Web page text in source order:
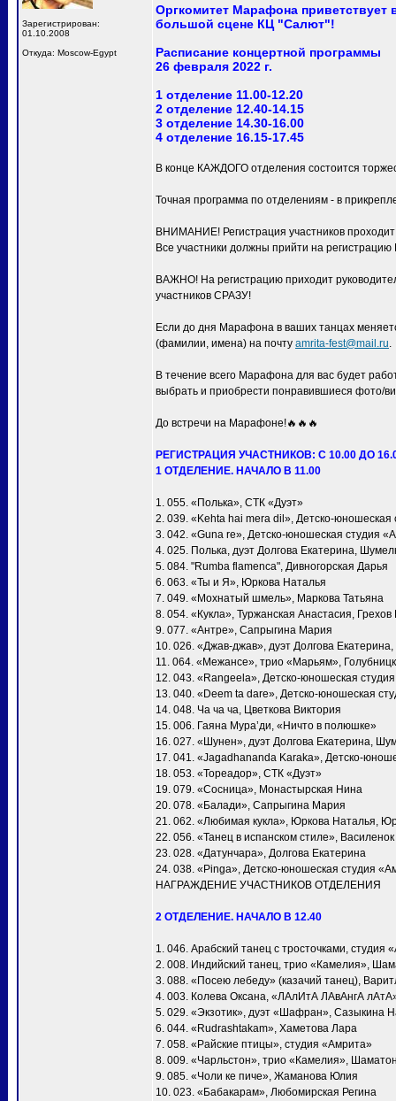
Зарегистрирован:
01.10.2008
Откуда: Moscow-Egypt
Оргкомитет Марафона приветствует
большой сцене КЦ "Салют"!
Расписание концертной программы
26 февраля 2022 г.
1 отделение 11.00-12.20
2 отделение 12.40-14.15
3 отделение 14.30-16.00
4 отделение 16.15-17.45
В конце КАЖДОГО отделения состоится
Точная программа по отделениям - в
ВНИМАНИЕ! Регистрация участников
Все участники должны прийти на
ВАЖНО! На регистрацию приходит
участников СРАЗУ!
Если до дня Марафона в ваших танцах
(фамилии, имена) на почту amrita-fest@mail.ru.
В течение всего Марафона для вас будет
выбрать и приобрести понравившиеся фото/
До встречи на Марафоне!🔥🔥🔥
РЕГИСТРАЦИЯ УЧАСТНИКОВ: С 10.00 ДО
1 ОТДЕЛЕНИЕ. НАЧАЛО В 11.00
1. 055. «Полька», СТК «Дуэт»
2. 039. «Kehta hai mera dil», Детско-юношеская
3. 042. «Guna re», Детско-юношеская студия
4. 025. Полька, дуэт Долгова Екатерина,
5. 084. "Rumba flamenca", Дивногорская Дарья
6. 063. «Ты и Я», Юркова Наталья
7. 049. «Мохнатый шмель», Маркова Татьяна
8. 054. «Кукла», Туржанская Анастасия, Грехов
9. 077. «Антре», Сапрыгина Мария
10. 026. «Джав-джав», дуэт Долгова
11. 064. «Межансе», трио «Марьям»,
12. 043. «Rangeela», Детско-юношеская
13. 040. «Deem ta dare», Детско-юношеская
14. 048. Ча ча ча, Цветкова Виктория
15. 006. Гаяна Мура’ди, «Ничто в полюшке»
16. 027. «Шунен», дуэт Долгова Екатерина,
17. 041. «Jagadhananda Karaka», Детско-
18. 053. «Тореадор», СТК «Дуэт»
19. 079. «Сосница», Монастырская Нина
20. 078. «Балади», Сапрыгина Мария
21. 062. «Любимая кукла», Юркова Наталья,
22. 056. «Танец в испанском стиле»,
23. 028. «Датунчара», Долгова Екатерина
24. 038. «Pinga», Детско-юношеская студия
НАГРАЖДЕНИЕ УЧАСТНИКОВ ОТДЕЛЕНИЯ
2 ОТДЕЛЕНИЕ. НАЧАЛО В 12.40
1. 046. Арабский танец с тросточками, студия
2. 008. Индийский танец, трио «Камелия»,
3. 088. «Посею лебеду» (казачий танец),
4. 003. Колева Оксана, «ЛАлИтА ЛАвАнгА
5. 029. «Экзотик», дуэт «Шафран», Сазыкина
6. 044. «Rudrashtakam», Хаметова Лара
7. 058. «Райские птицы», студия «Амрита»
8. 009. «Чарльстон», трио «Камелия»,
9. 085. «Чоли ке пиче», Жаманова Юлия
10. 023. «Бабакарам», Любомирская Регина